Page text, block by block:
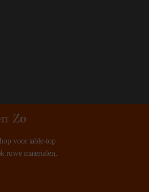
Zo
voor table-top
ruwe materialen,